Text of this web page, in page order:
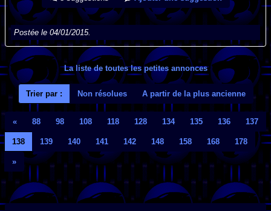
Postée le 04/01/2015.
La liste de toutes les petites annonces
Trier par : Non résolues A partir de la plus ancienne
« 88 98 108 118 128 134 135 136 137
138 139 140 141 142 148 158 168 178
»